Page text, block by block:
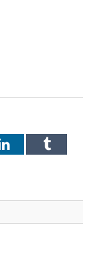
LinkedInTumblr